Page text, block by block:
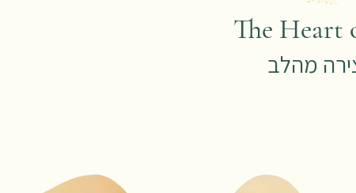
The
מהלב